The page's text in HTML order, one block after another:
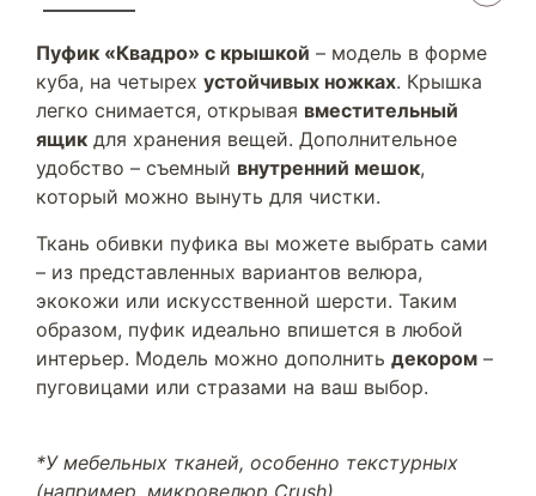
Пуфик «Квадро» с крышкой – модель в форме
куба, на четырех устойчивых ножках. Крышка
легко снимается, открывая вместительный
ящик для хранения вещей. Дополнительное
удобство – съемный внутренний мешок,
который можно вынуть для чистки.
Ткань обивки пуфика вы можете выбрать сами
– из представленных вариантов велюра,
экокожи или искусственной шерсти. Таким
образом, пуфик идеально впишется в любой
интерьер. Модель можно дополнить декором –
пуговицами или стразами на ваш выбор.
*У мебельных тканей, особенно текстурных
(например, микровелюр Crush)